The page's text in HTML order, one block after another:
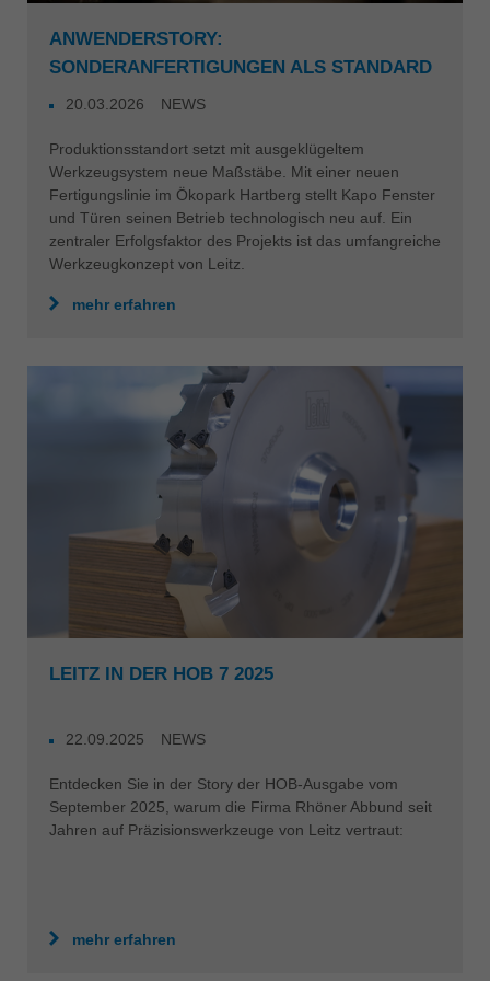
ANWENDERSTORY:
SONDERANFERTIGUNGEN ALS STANDARD
20.03.2026 NEWS
Produktionsstandort setzt mit ausgeklügeltem
Werkzeugsystem neue Maßstäbe. Mit einer neuen
Fertigungslinie im Ökopark Hartberg stellt Kapo Fenster
und Türen seinen Betrieb technologisch neu auf. Ein
zentraler Erfolgsfaktor des Projekts ist das umfangreiche
Werkzeugkonzept von Leitz.
mehr erfahren
LEITZ IN DER HOB 7 2025
22.09.2025 NEWS
Entdecken Sie in der Story der HOB-Ausgabe vom
September 2025, warum die Firma Rhöner Abbund seit
Jahren auf Präzisionswerkzeuge von Leitz vertraut:
mehr erfahren